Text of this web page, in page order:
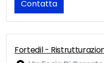
Contatta
Fortedil -